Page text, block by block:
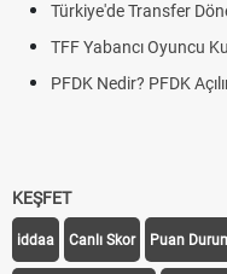
Türkiye'de Transfer
TFF Yabancı Oyuncu
PFDK Nedir? PFDK
KEŞFET
iddaa Canlı Skor Puan